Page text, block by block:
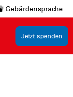
Gebärdensprache
Jetzt spenden